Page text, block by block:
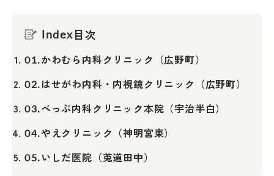
Index目次
01.かわむら内科クリニック（広野町）
02.はせがわ内科・内視鏡クリニック（広野町）
03.べっぷ内科クリニック本院（宇治半白）
04.やえクリニック（神明宮東）
05.いしだ医院（莵道田中）